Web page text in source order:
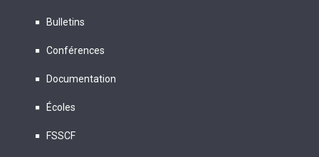
Bulletins
Conférences
Documentation
Écoles
FSSCF